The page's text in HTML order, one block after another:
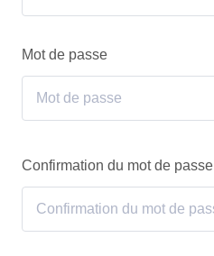
Mot de passe
Confirmation du mot de passe